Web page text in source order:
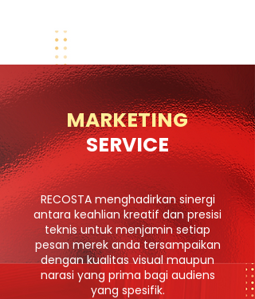
MARKETING
SERVICE
RECOSTA menghadirkan sinergi
antara keahlian kreatif dan presisi
teknis untuk menjamin setiap
pesan merek anda tersampaikan
dengan kualitas visual maupun
narasi yang prima bagi audiens
yang spesifik.